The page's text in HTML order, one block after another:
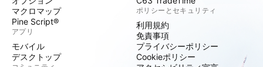
マクロマップ
Pine Script®
アプリ
モバイル
デスクトップ
ポリシーとセキュリティ
利用規約
免責事項
プライバシーポリシー
Cookieポリシー